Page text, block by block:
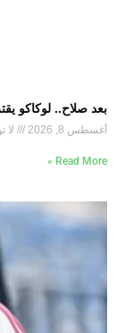
بعد صلاح.. لوكاكو
أغسطس 8, 2026 لا
Read More »